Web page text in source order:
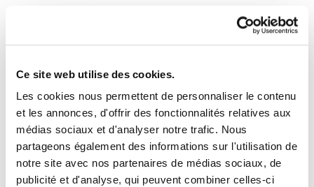
Ce site web utilise des cookies.
Les cookies nous permettent de personnaliser le contenu
et les annonces, d'offrir des fonctionnalités relatives aux
médias sociaux et d'analyser notre trafic. Nous
partageons également des informations sur l'utilisation de
notre site avec nos partenaires de médias sociaux, de
publicité et d'analyse, qui peuvent combiner celles-ci
Astekaria 282
Astekaria282.pdf482.8 KB